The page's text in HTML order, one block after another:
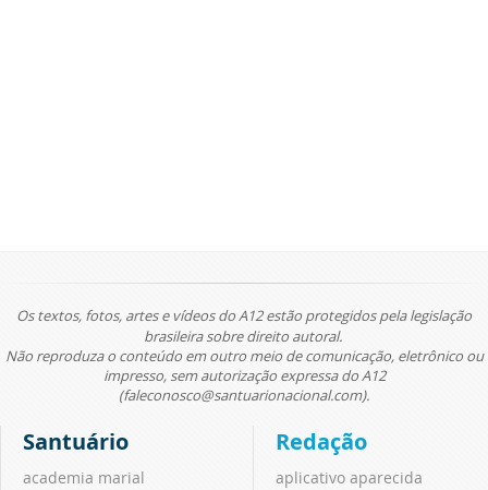
Os textos, fotos, artes e vídeos do A12 estão protegidos pela legislação
brasileira sobre direito autoral.
Não reproduza o conteúdo em outro meio de comunicação, eletrônico ou
impresso, sem autorização expressa do A12
(faleconosco@santuarionacional.com).
Santuário
academia marial
Redação
aplicativo aparecida